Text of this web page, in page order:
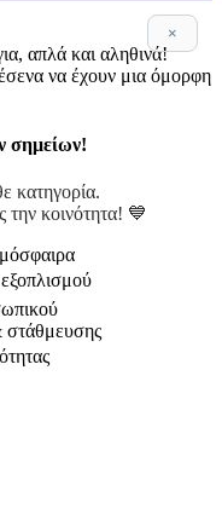
×
απλά και αληθινά!
να έχουν μια όμορφη
σημείων!
κατηγορία.
την κοινότητα! 💙
στάθμευσης